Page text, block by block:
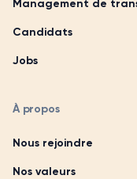
Management de
Candidats
Jobs
À propos
Nous rejoindre
Nos valeurs